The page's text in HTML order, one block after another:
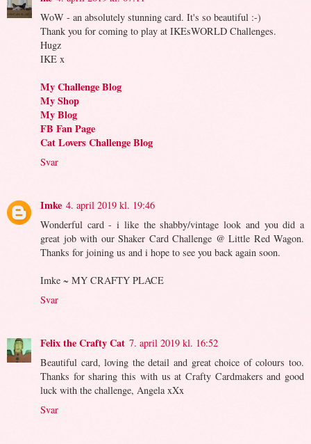
WoW - an absolutely stunning card. It's so beautiful :-)
Thank you for coming to play at IKEsWORLD Challenges.
Hugz
IKE x
My Challenge Blog
My Shop
My Blog
FB Fan Page
Cat Lovers Challenge Blog
Svar
Imke 4. april 2019 kl. 19:46
Wonderful card - i like the shabby/vintage look and you did a
great job with our Shaker Card Challenge @ Little Red Wagon.
Thanks for joining us and i hope to see you back again soon.
Imke ~ MY CRAFTY PLACE
Svar
Felix the Crafty Cat 7. april 2019 kl. 16:52
Beautiful card, loving the detail and great choice of colours too.
Thanks for sharing this with us at Crafty Cardmakers and good
luck with the challenge, Angela xXx
Svar